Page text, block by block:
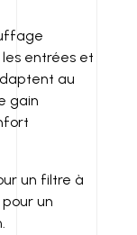
entrées et
au
gain
un filtre à
un